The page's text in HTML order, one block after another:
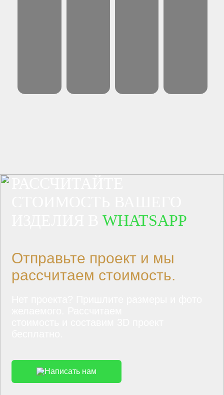
ИЗДЕЛИЯ ВWHATSAPP
Отправьте проект и мы
рассчитаем стоимость.
Написать нам